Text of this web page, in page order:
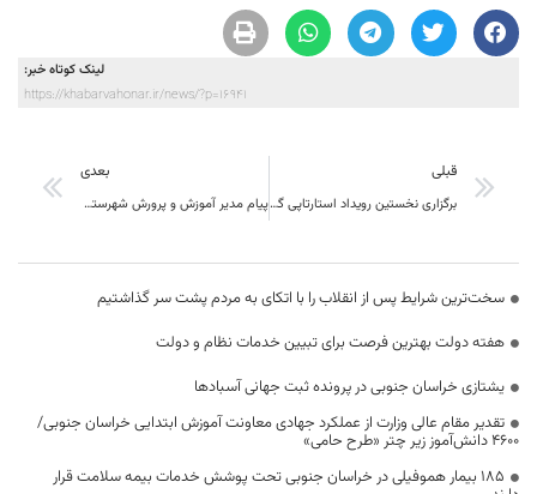
لینک کوتاه خبر:
https://khabarvahonar.ir/news/?p=16941
قبلی
برگزاری نخستین رویداد استارتاپی گردشگری در استان خراسان جنوبی
بعدی
پیام مدیر آموزش و پرورش شهرستان سربیشه در پی افتخار آفرینی دانش آموزان در کنکور 97
سخت‌ترین شرایط پس از انقلاب را با اتکای به مردم پشت سر گذاشتیم
هفته دولت بهترین فرصت برای تبیین خدمات نظام و دولت
یشتازی خراسان جنوبی در پرونده ثبت جهانی آسبادها
تقدیر مقام عالی وزارت از عملکرد جهادی معاونت آموزش ابتدایی خراسان جنوبی/
۴۶۰۰ دانش‌آموز زیر چتر «طرح حامی»
۱۸۵ بیمار هموفیلی در خراسان جنوبی تحت پوشش خدمات بیمه سلامت قرار